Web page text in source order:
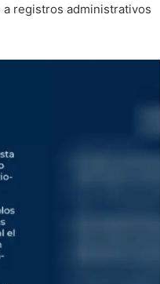
registros administrativos